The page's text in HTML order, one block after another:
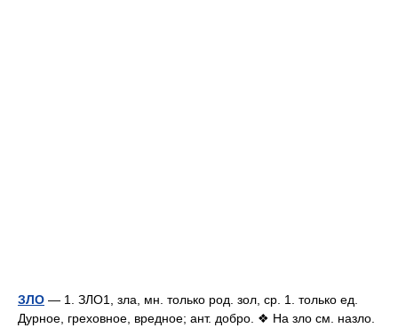
ЗЛО — 1. ЗЛО1, зла, мн. только род. зол, ср. 1. только ед.
Дурное, греховное, вредное; ант. добро. ❖ На зло см. назло.